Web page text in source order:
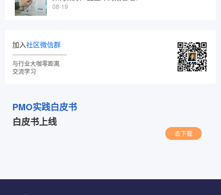
08-19
加入社区微信群
与行业大咖零距离
交流学习
PMO实践白皮书
白皮书上线
去下载